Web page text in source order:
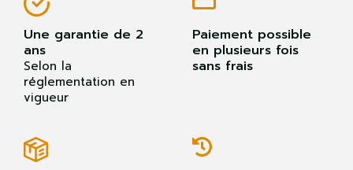
Une garantie de 2
ans
Selon la
réglementation en
vigueur
Paiement possible
en plusieurs fois
sans frais